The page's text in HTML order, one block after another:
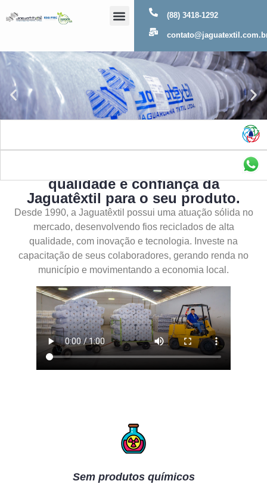
(88) 3418-1292
qualidade e confiança da
Jaguatêxtil para o seu produto.
Desde 1990, a Jaguatêxtil possui uma atuação sólida no
mercado, desenvolvendo fios reciclados de alta
qualidade, com inovação e tecnologia. Investe na
capacitação de seus colaboradores, gerando renda no
município e movimentando a economia local.
Sem produtos químicos